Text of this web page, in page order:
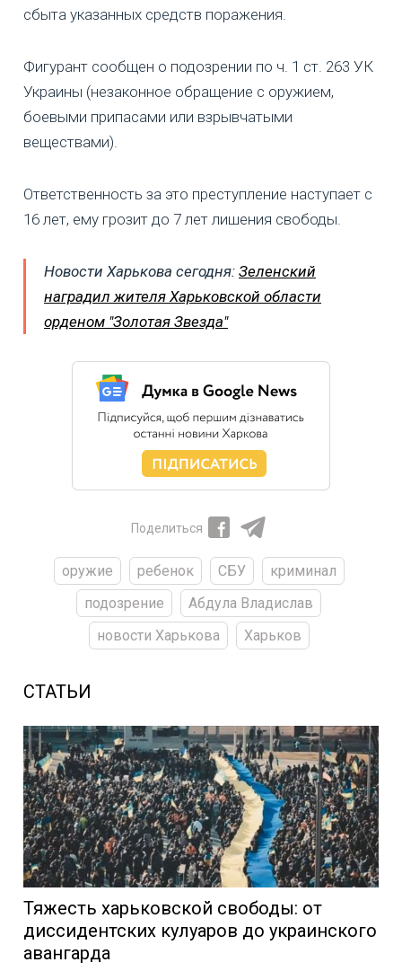
сбыта указанных средств поражения.
Фигурант сообщен о подозрении по ч. 1 ст. 263 УК
Украины (незаконное обращение с оружием,
боевыми припасами или взрывчатыми
веществами).
Ответственность за это преступление наступает с
16 лет, ему грозит до 7 лет лишения свободы.
Новости Харькова сегодня: Зеленский
наградил жителя Харьковской области
орденом "Золотая Звезда"
Поделиться
оружие ребенок СБУ
криминал
подозрение
Абдула Владислав
новости Харькова
Харьков
СТАТЬИ
Тяжесть харьковской свободы: от
диссидентских кулуаров до украинского
авангарда